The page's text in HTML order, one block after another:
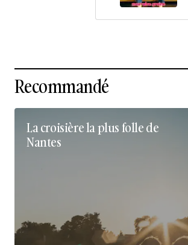
Recommandé
La croisière la plus folle de
Nantes